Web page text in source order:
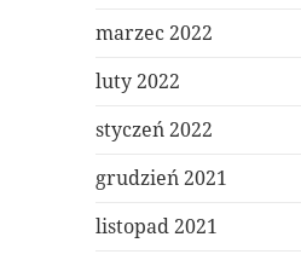
marzec 2022
luty 2022
styczeń 2022
grudzień 2021
listopad 2021